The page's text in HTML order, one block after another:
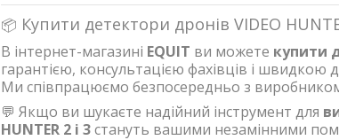
📦 Купити детектори дронів VIDEO
В інтернет-магазині EQUIT ви можете купити
гарантією, консультацією фахівців і швидкою
Ми співпрацюємо безпосередньо з
💬 Якщо ви шукаєте надійний інструмент для
HUNTER 2 і 3стануть вашими незамінними